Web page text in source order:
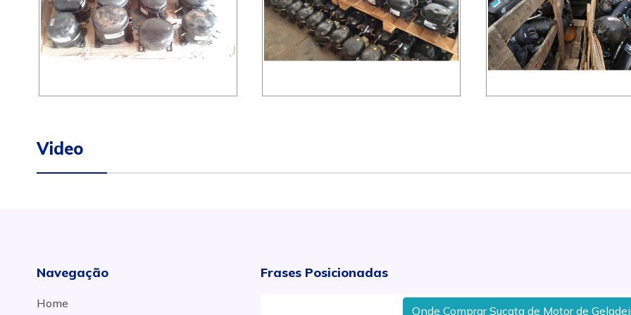
Video
Navegação
Home
Frases Posicionadas
Onde Comprar Sucata de Motor de Geladeira em